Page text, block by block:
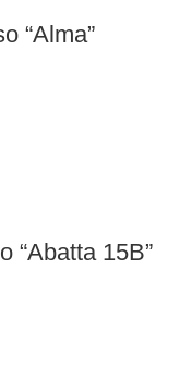
“Alma”
“Abatta 15B”